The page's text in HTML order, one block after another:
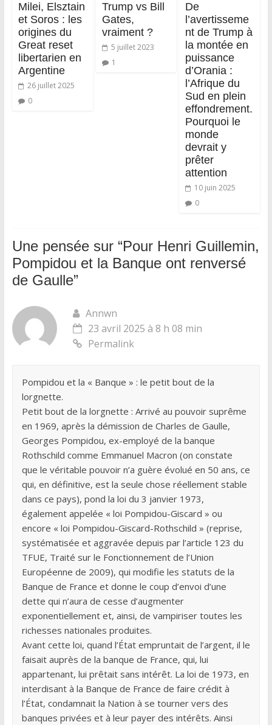
Milei, Elsztain
et Soros : les
origines du
Great reset
libertarien en
Argentine
26 juillet 2025
0
Trump vs Bill
Gates,
vraiment ?
5 juillet 2023
1
De
l’avertisseme
nt de Trump à
la montée en
puissance
d’Orania :
l’Afrique du
Sud en plein
effondrement.
Pourquoi le
monde
devrait y
prêter
attention
10 juin 2025
0
Une pensée sur “Pour Henri Guillemin,
Pompidou et la Banque ont renversé
de Gaulle”
Annwn
23 avril 2025 à 8 h 08 min
Permalink
Pompidou et la « Banque » : le petit bout de la
lorgnette.
Petit bout de la lorgnette : Arrivé au pouvoir suprême
en 1969, après la démission de Charles de Gaulle,
Georges Pompidou, ex-employé de la banque
Rothschild comme Emmanuel Macron (on constate
que le véritable pouvoir n’a guère évolué en 50 ans, ce
qui, en définitive, est la seule chose réellement stable
dans ce pays), pond la loi du 3 janvier 1973,
également appelée « loi Pompidou-Giscard » ou
encore « loi Pompidou-Giscard-Rothschild » (reprise,
systématisée et aggravée depuis par l’article 123 du
TFUE, Traité sur le Fonctionnement de l’Union
Européenne de 2009), qui modifie les statuts de la
Banque de France et donne le coup d’envoi d’une
dette qui n’aura de cesse d’augmenter
exponentiellement et, ainsi, de vampiriser toutes les
richesses nationales produites.
Avant cette loi, quand l’État empruntait de l’argent, il le
faisait auprès de la banque de France, qui, lui
appartenant, lui prêtait sans intérêt. La loi de 1973, en
interdisant à la Banque de France de faire crédit à
l’État, condamnait la Nation à se tourner vers des
banques privées et à leur payer des intérêts. Ainsi